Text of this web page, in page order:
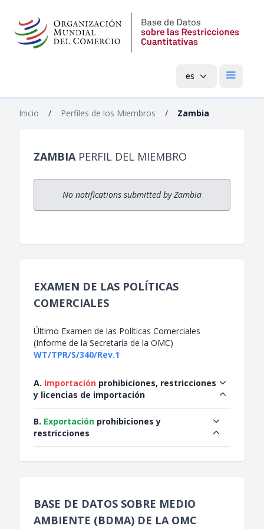
es Menú
Inicio / Perfiles de los Miembros / Zambia
ZAMBIA PERFIL DEL MIEMBRO
No notifications submitted by Zambia
EXAMEN DE LAS POLÍTICAS
COMERCIALES
Último Examen de las Políticas Comerciales
(Informe de la Secretaría de la OMC)
WT/TPR/S/340/Rev.1
A. Importación prohibiciones, restricciones
y licencias de importación
B. Exportación prohibiciones y
restricciones
BASE DE DATOS SOBRE MEDIO
AMBIENTE (BDMA) DE LA OMC